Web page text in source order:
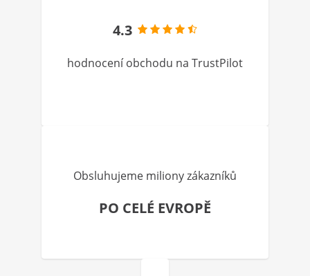
4.3
hodnocení obchodu na TrustPilot
Obsluhujeme miliony zákazníků
PO CELÉ EVROPĚ